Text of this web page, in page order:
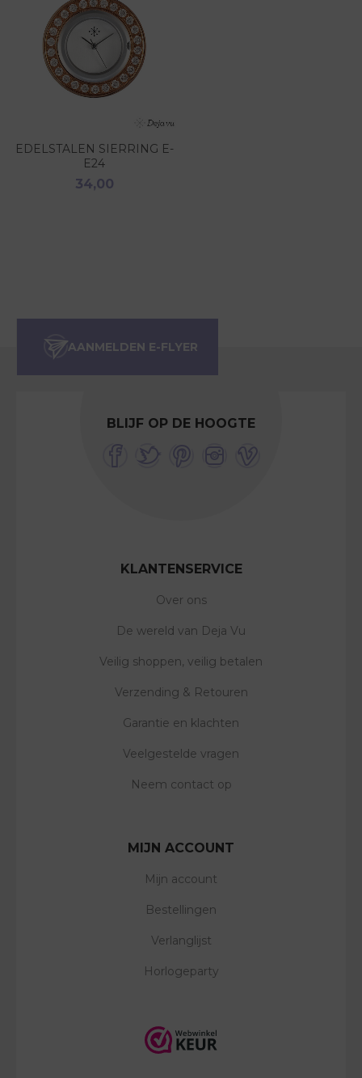
EDELSTALEN SIERRING E-
E24
34,00
BLIJF OP DE HOOGTE
KLANTENSERVICE
Over ons
De wereld van Deja Vu
Veilig shoppen, veilig betalen
Verzending & Retouren
Garantie en klachten
Veelgestelde vragen
Neem contact op
MIJN ACCOUNT
Mijn account
Bestellingen
Verlanglijst
Horlogeparty